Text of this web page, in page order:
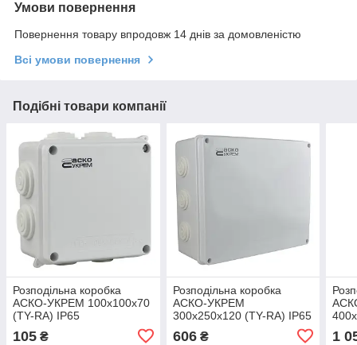
Умови повернення
Повернення товару впродовж 14 днів за домовленістю
Всі умови повернення
Подібні товари компанії
Розподільна коробка
АСКО-УКРЕМ 100x100x70
(TY-RA) IP65
105 ₴
Розподільна коробка
АСКО-УКРЕМ
300x250x120 (TY-RA) IP65
606₴ 1